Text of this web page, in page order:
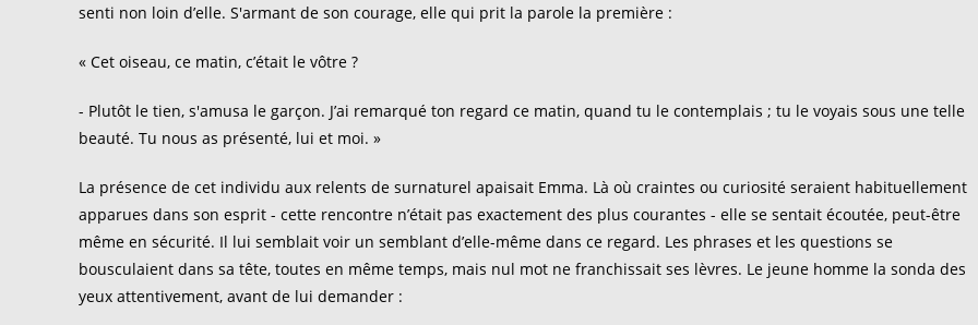
senti non loin d’elle. S'armant de son courage, elle qui prit la parole la première :
« Cet oiseau, ce matin, c’était le vôtre ?
- Plutôt le tien, s'amusa le garçon. J’ai remarqué ton regard ce matin, quand tu le contemplais ; tu le voyais sous une telle
beauté. Tu nous as présenté, lui et moi. »
La présence de cet individu aux relents de surnaturel apaisait Emma. Là où craintes ou curiosité seraient habituellement
apparues dans son esprit - cette rencontre n’était pas exactement des plus courantes - elle se sentait écoutée, peut-être
même en sécurité. Il lui semblait voir un semblant d’elle-même dans ce regard. Les phrases et les questions se
bousculaient dans sa tête, toutes en même temps, mais nul mot ne franchissait ses lèvres. Le jeune homme la sonda des
yeux attentivement, avant de lui demander :